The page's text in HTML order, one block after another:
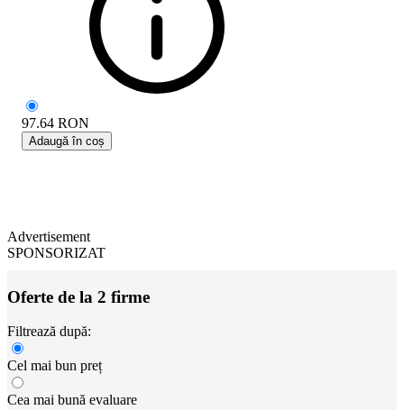
97.64 RON
Adaugă în coș
Advertisement
SPONSORIZAT
Oferte de la 2 firme
Filtrează după:
Cel mai bun preț
Cea mai bună evaluare